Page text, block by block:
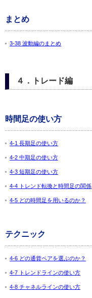
まとめ
3-38 波動編のまとめ
４．トレード編
時間足の使い方
4-1 長期足の使い方
4-2 中期足の使い方
4-3 短期足の使い方
4-4 トレンド転換と時間足の関係
4-5 どの時間足を用いるのか？
テクニック
4-6 どの通貨ペアを選ぶのか？
4-7 トレンドラインの使い方
4-8 チャネルラインの使い方